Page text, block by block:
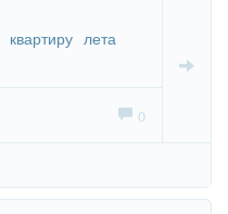
квартиру лета
0